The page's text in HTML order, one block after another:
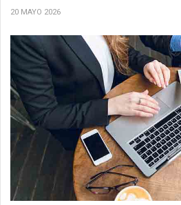
20 MAYO 2026